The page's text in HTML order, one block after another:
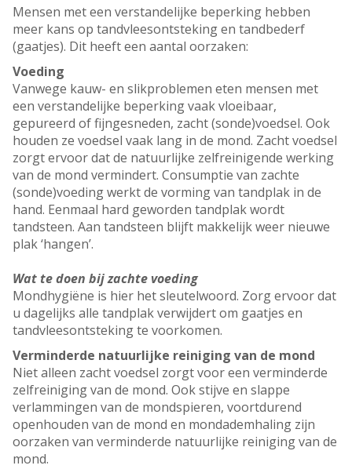
Mensen met een verstandelijke beperking hebben
meer kans op tandvleesontsteking en tandbederf
(gaatjes). Dit heeft een aantal oorzaken:
Voeding
Vanwege kauw- en slikproblemen eten mensen met
een verstandelijke beperking vaak vloeibaar,
gepureerd of fijngesneden, zacht (sonde)voedsel. Ook
houden ze voedsel vaak lang in de mond. Zacht voedsel
zorgt ervoor dat de natuurlijke zelfreinigende werking
van de mond vermindert. Consumptie van zachte
(sonde)voeding werkt de vorming van tandplak in de
hand. Eenmaal hard geworden tandplak wordt
tandsteen. Aan tandsteen blijft makkelijk weer nieuwe
plak ‘hangen’.
Wat te doen bij zachte voeding
Mondhygiëne is hier het sleutelwoord. Zorg ervoor dat
u dagelijks alle tandplak verwijdert om gaatjes en
tandvleesontsteking te voorkomen.
Verminderde natuurlijke reiniging van de mond
Niet alleen zacht voedsel zorgt voor een verminderde
zelfreiniging van de mond. Ook stijve en slappe
verlammingen van de mondspieren, voortdurend
openhouden van de mond en mondademhaling zijn
oorzaken van verminderde natuurlijke reiniging van de
mond.